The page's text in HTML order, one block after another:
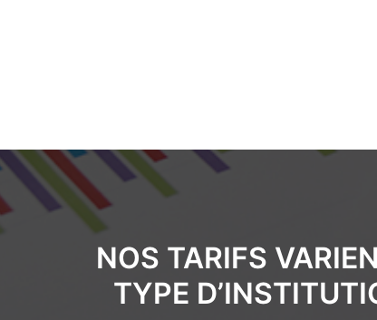
NOS TARIFS
TYPE